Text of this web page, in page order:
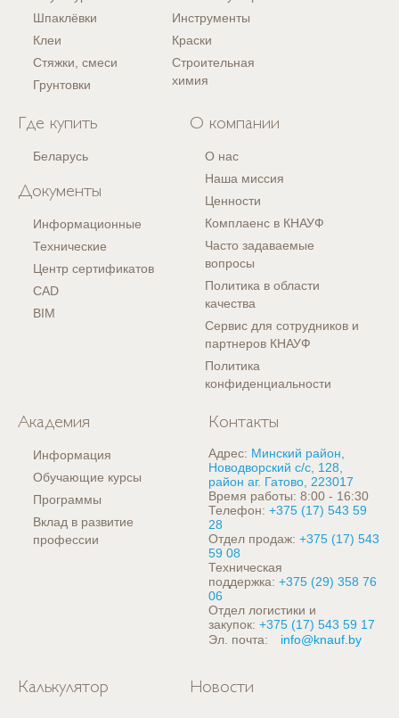
Шпаклёвки
Клеи
Стяжки, смеси
Грунтовки
Инструменты
Краски
Строительная
химия
Где купить
Беларусь
Документы
Информационные
Технические
Центр сертификатов
CAD
BIM
О компании
О нас
Наша миссия
Ценности
Комплаенс в КНАУФ
Часто задаваемые
вопросы
Политика в области
качества
Сервис для сотрудников и
партнеров КНАУФ
Политика
конфиденциальности
Академия
Информация
Обучающие курсы
Программы
Вклад в развитие
профессии
Контакты
Адрес: Минский район,
Новодворский с/с, 128,
район аг. Гатово, 223017
Время работы: 8:00 - 16:30
Телефон: +375 (17) 543 59
28
Отдел продаж: +375 (17) 543
59 08
Техническая
поддержка: +375 (29) 358 76
06
Отдел логистики и
закупок: +375 (17) 543 59 17
Эл. почта:
info@knauf.by
Калькулятор Новости